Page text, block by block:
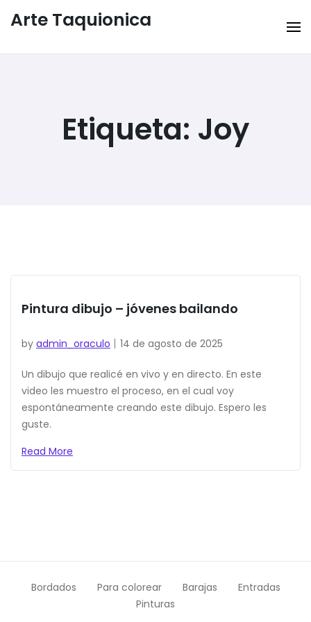
Arte Taquionica
Etiqueta: Joy
Pintura dibujo – jóvenes bailando
by admin_oraculo 14 de agosto de 2025
Un dibujo que realicé en vivo y en directo. En este
video les muestro el proceso, en el cual voy
espontáneamente creando este dibujo. Espero les
guste.
Read More
Bordados Para colorear Barajas
Entradas
Pinturas